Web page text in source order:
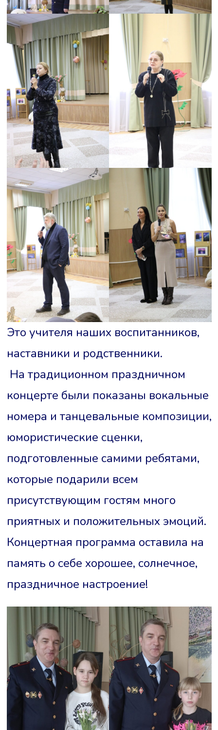
Это учителя наших воспитанников,
наставники и родственники.
На традиционном праздничном
концерте были показаны вокальные
номера и танцевальные композиции,
юмористические сценки,
подготовленные самими ребятами,
которые подарили всем
присутствующим гостям много
приятных и положительных эмоций.
Концертная программа оставила на
память о себе хорошее, солнечное,
праздничное настроение!